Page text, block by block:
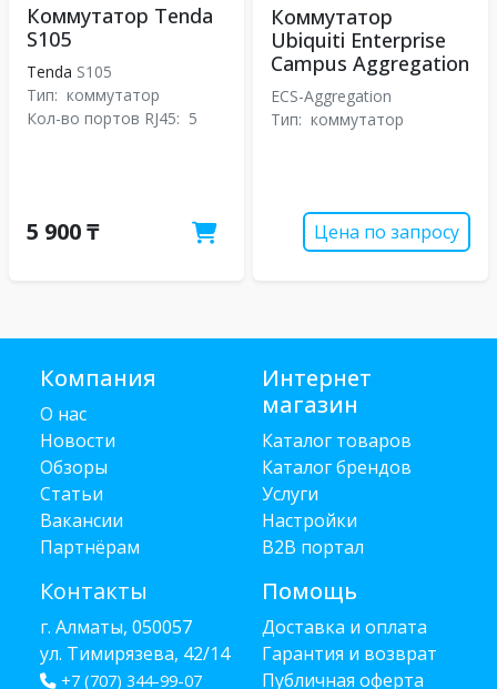
Коммутатор Tenda
S105
Tenda S105
Тип: коммутатор
Кол-во портов RJ45: 5
5 900 ₸
Коммутатор
Ubiquiti Enterprise
Campus Aggregation
ECS-Aggregation
Тип: коммутатор
Цена по запросу
Компания
О нас
Новости
Обзоры
Статьи
Вакансии
Партнёрам
Контакты
г. Алматы, 050057
ул. Тимирязева, 42/14
+7 (707) 344-99-07
Интернет
магазин
Каталог товаров
Каталог брендов
Услуги
Настройки
B2B портал
Помощь
Доставка и оплата
Гарантия и возврат
Публичная оферта